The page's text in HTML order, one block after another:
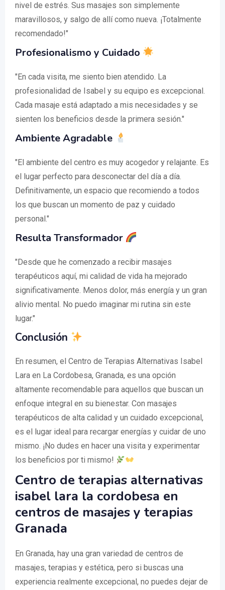
nivel de estrés. Sus masajes son simplemente
maravillosos, y salgo de allí como nueva. ¡Totalmente
recomendado!"
Profesionalismo y Cuidado
"En cada visita, me siento bien atendido. La
profesionalidad de Isabel y su equipo es excepcional.
Cada masaje está adaptado a mis necesidades y se
sienten los beneficios desde la primera sesión."
Ambiente Agradable
"El ambiente del centro es muy acogedor y relajante. Es
el lugar perfecto para desconectar del día a día.
Definitivamente, un espacio que recomiendo a todos
los que buscan un momento de paz y cuidado
personal."
Resulta Transformador
"Desde que he comenzado a recibir masajes
terapéuticos aquí, mi calidad de vida ha mejorado
significativamente. Menos dolor, más energía y un gran
alivio mental. No puedo imaginar mi rutina sin este
lugar."
Conclusión
En resumen, el Centro de Terapias Alternativas Isabel
Lara en La Cordobesa, Granada, es una opción
altamente recomendable para aquellos que buscan un
enfoque integral en su bienestar. Con masajes
terapéuticos de alta calidad y un cuidado excepcional,
es el lugar ideal para recargar energías y cuidar de uno
mismo. ¡No dudes en hacer una visita y experimentar
los beneficios por ti mismo!
Centro de terapias alternativas
isabel lara la cordobesa en
centros de masajes y terapias
Granada
En Granada, hay una gran variedad de centros de
masajes, terapias y estética, pero si buscas una
experiencia realmente excepcional, no puedes dejar de